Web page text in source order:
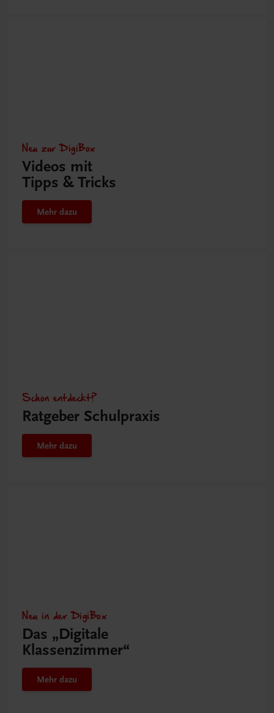
Neu zur DigiBox
Videos mit
Tipps & Tricks
Mehr dazu
Schon entdeckt?
Ratgeber Schulpraxis
Mehr dazu
Neu in der DigiBox
Das „Digitale
Klassenzimmer“
Mehr dazu